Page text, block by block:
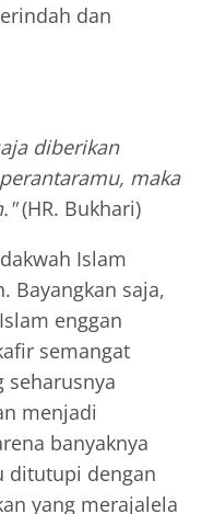
dan
diberikan
maka
(HR. Bukhari)
Islam
Bayangkan saja,
enggan
semangat
seharusnya
menjadi
banyaknya
ditutupi dengan
yang merajalela